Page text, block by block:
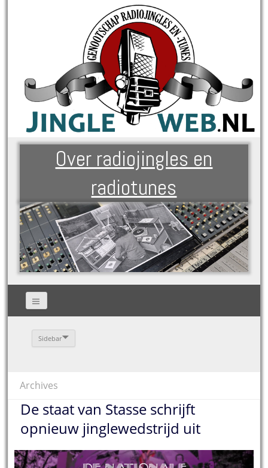
Over radiojingles en
radiotunes
Sidebar
Archives
De staat van Stasse schrijft
opnieuw jinglewedstrijd uit